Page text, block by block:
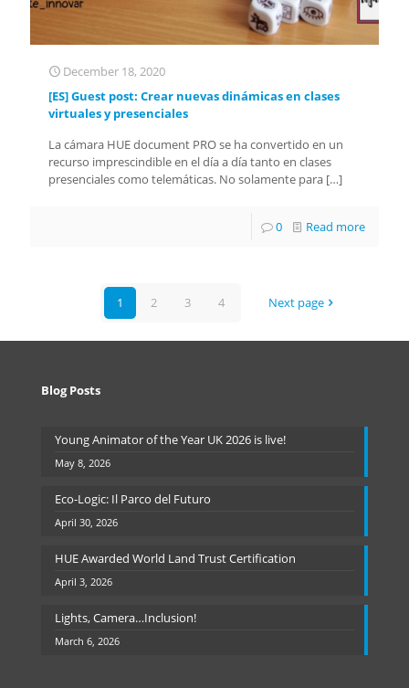
December 18, 2020
[ES] Guest post: Crear nuevas dinámicas en clases
virtuales y presenciales
La cámara HUE document PRO se ha convertido en un
recurso imprescindible en el día a día tanto en clases
presenciales como telemáticas. No solamente para […]
0 Read more
1 2 3 4 Next page
Blog Posts
Young Animator of the Year UK 2026 is live!
May 8, 2026
Eco-Logic: Il Parco del Futuro
April 30, 2026
HUE Awarded World Land Trust Certification
April 3, 2026
Lights, Camera…Inclusion!
March 6, 2026